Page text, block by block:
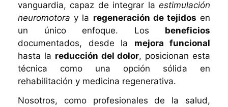
vanguardia, capaz de integrar la estimulación
neuromotora y la regeneración de tejidos en
un único enfoque. Los beneficios
documentados, desde la mejora funcional
hasta la reducción del dolor, posicionan esta
técnica como una opción sólida en
rehabilitación y medicina regenerativa.
Nosotros, como profesionales de la salud,